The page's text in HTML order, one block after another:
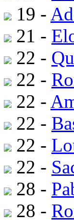
19 -
21 -
22 -
22 -
22 -
22 -
22 -
22 -
28 -
28 -